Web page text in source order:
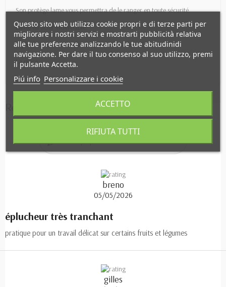
Son protège lame vous permettra de le ranger en toute sécurité.
Lame en acier inoxydable.
L'épluche tomate Tomfix, un produit Made in Germany !
La pièce.
breno
05/05/2026
éplucheur très tranchant
pratique pour un travail délicat sur certains fruits et légumes
gilles
Questo sito web utilizza cookie propri e di terze parti per
migliorare i nostri servizi e mostrarti pubblicità relativa
alle tue preferenze analizzando le tue abitudinidi
navigazione. Per dare il tuo consenso al suo utilizzo, premi
il pulsante Accetta.
Piú info Personalizzare i cookie
RIFIUTA TUTTI
ACCETTO